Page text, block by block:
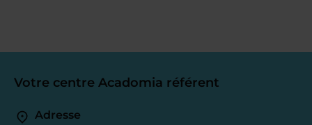
Votre centre Acadomia référent
Adresse